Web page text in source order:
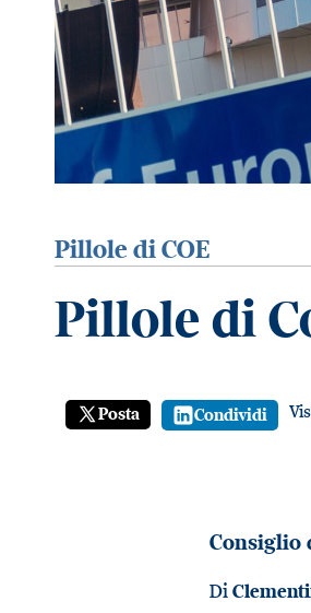
Pillole di COE
Pillole di
Posta Condividi
Consiglio
Di